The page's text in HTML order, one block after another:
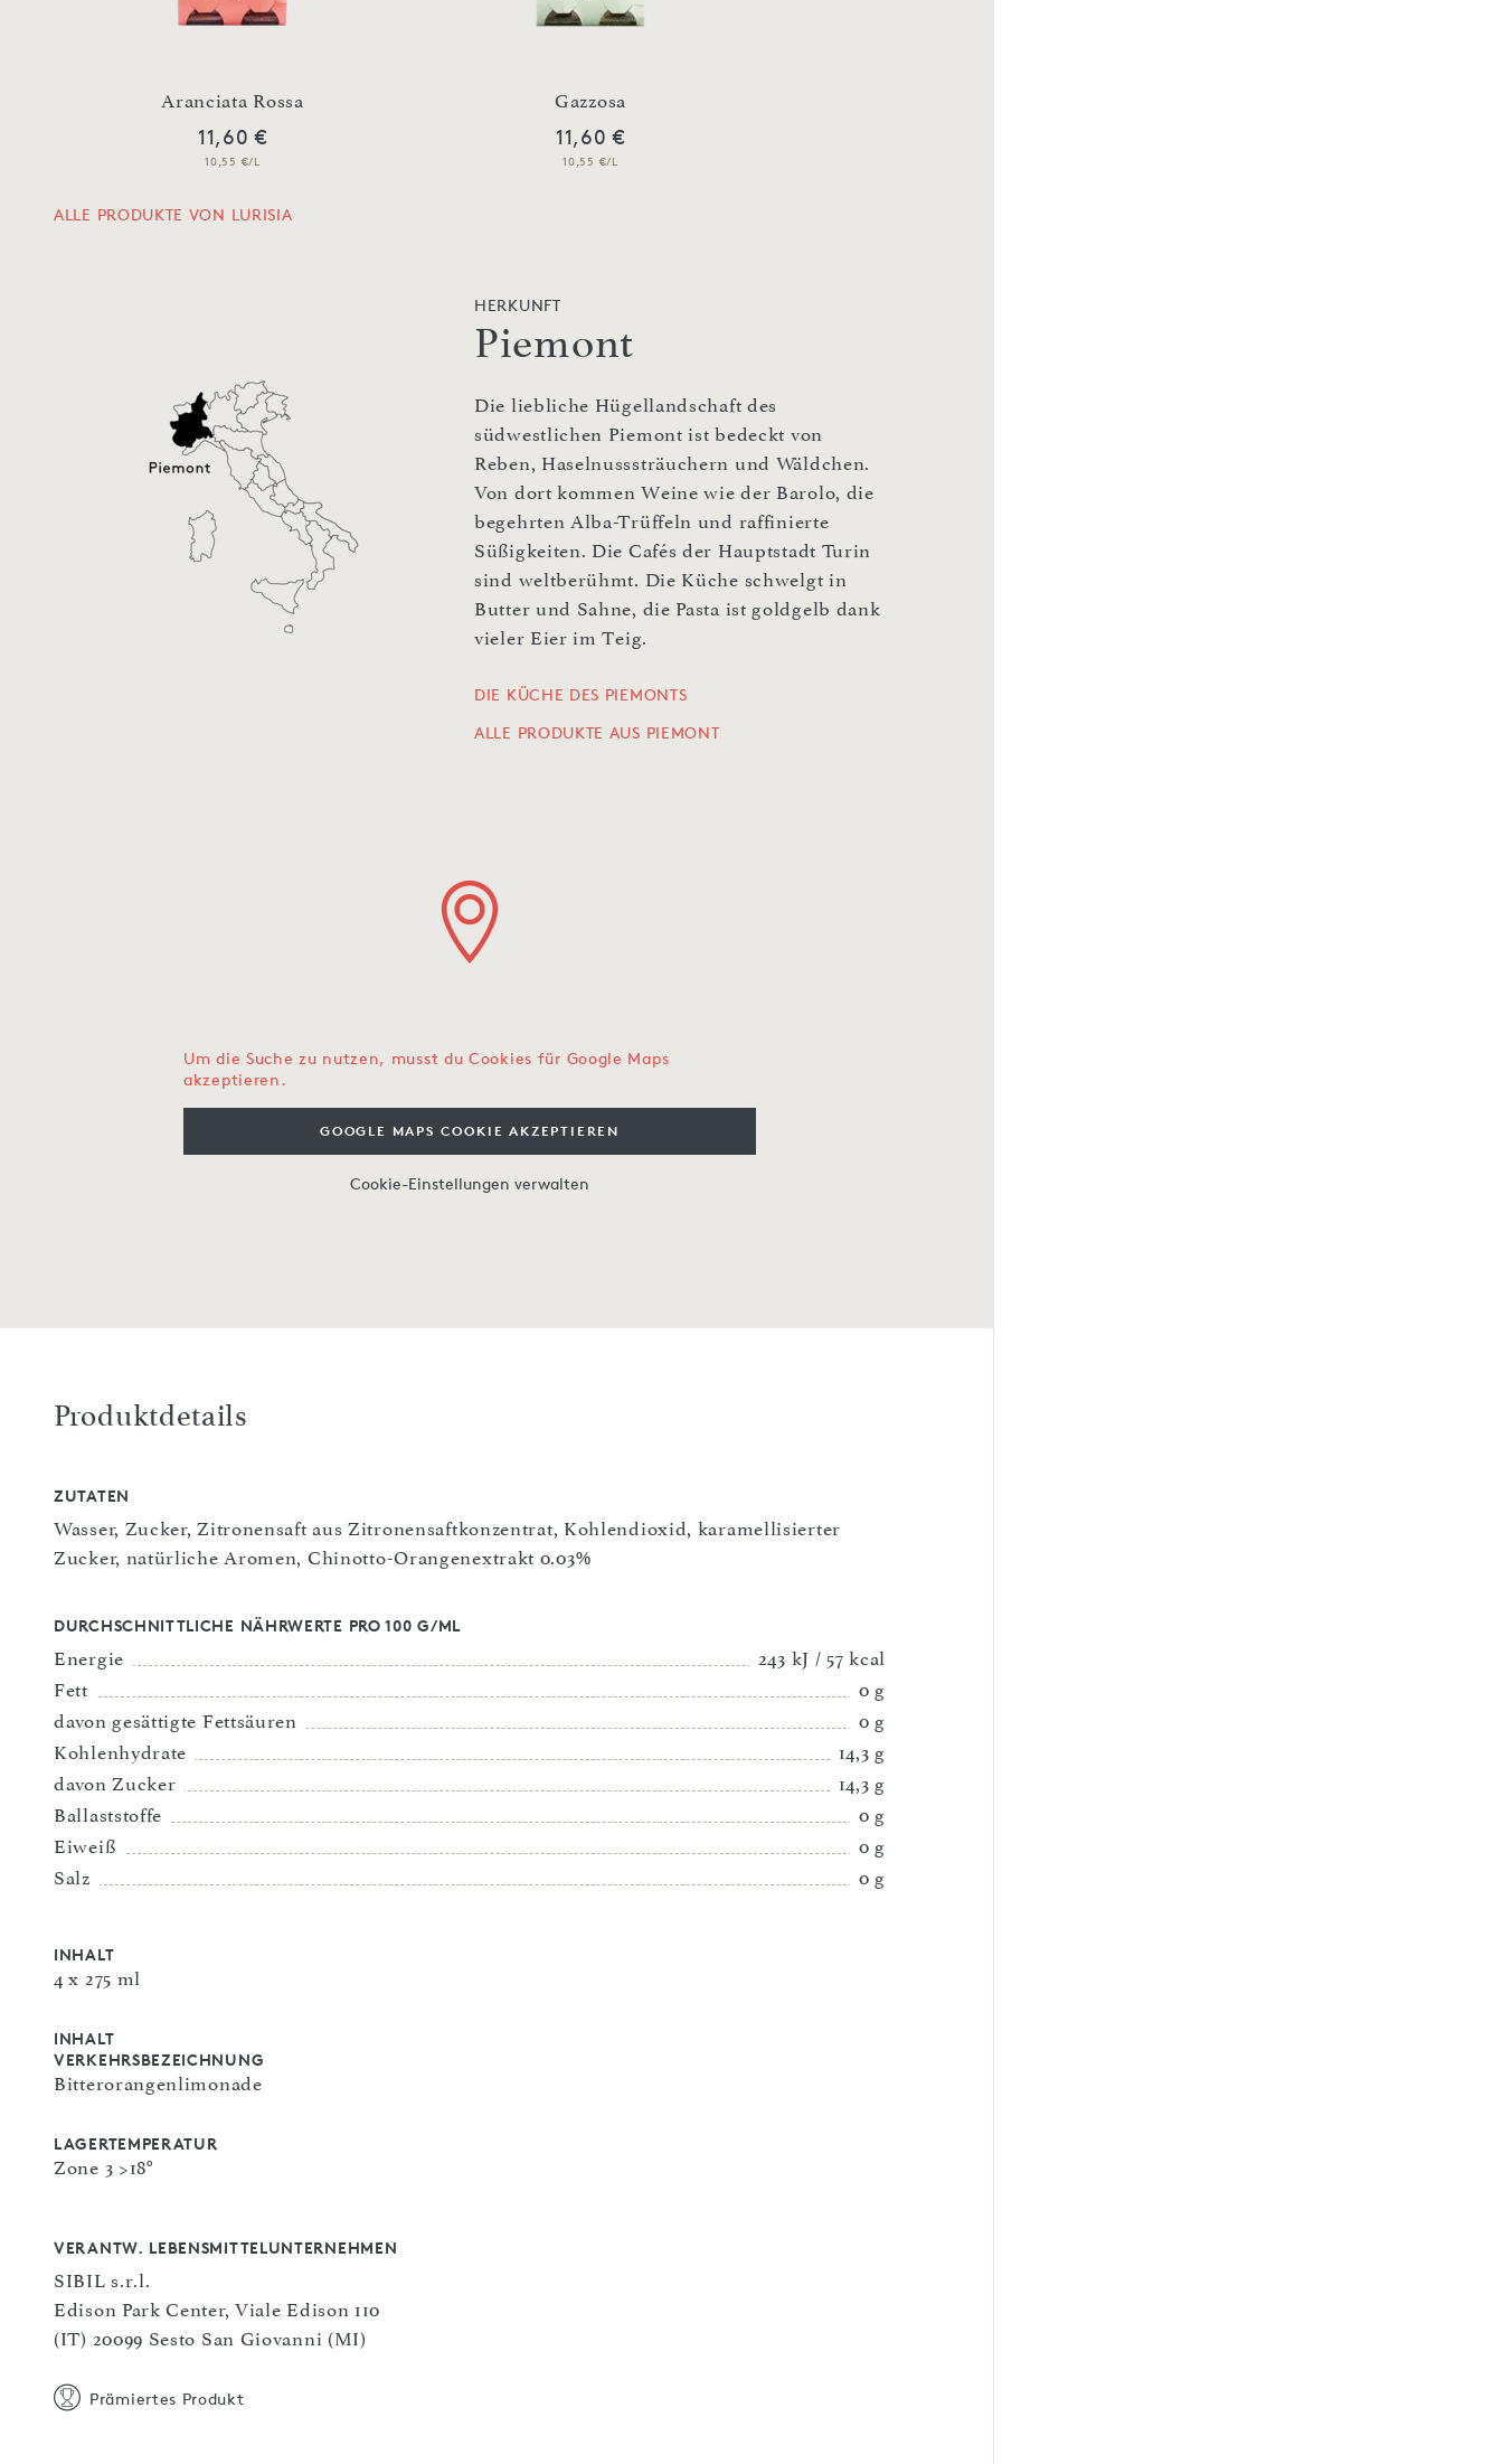
Aranciata Rossa
11,60 €
10,55 €/L
Gazzosa
11,60 €
10,55 €/L
ALLE PRODUKTE VON LURISIA
HERKUNFT
Piemont
Die liebliche Hügellandschaft des
südwestlichen Piemont ist bedeckt von
Reben, Haselnusssträuchern und Wäldchen.
Von dort kommen Weine wie der Barolo, die
begehrten Alba-Trüffeln und raffinierte
Süßigkeiten. Die Cafés der Hauptstadt Turin
sind weltberühmt. Die Küche schwelgt in
Butter und Sahne, die Pasta ist goldgelb dank
vieler Eier im Teig.
DIE KÜCHE DES PIEMONTS
ALLE PRODUKTE AUS PIEMONT
Um die Suche zu nutzen, musst du Cookies für Google Maps
akzeptieren.
GOOGLE MAPS COOKIE AKZEPTIEREN
Cookie-Einstellungen verwalten
Produktdetails
ZUTATEN
Wasser, Zucker, Zitronensaft aus Zitronensaftkonzentrat, Kohlendioxid, karamellisierter
Zucker, natürliche Aromen, Chinotto-Orangenextrakt 0.03%
DURCHSCHNITTLICHE NÄHRWERTE PRO 100 G/ML
Energie
243 kJ / 57 kcal
Fett
0 g
davon gesättigte Fettsäuren
0 g
Kohlenhydrate
14,3 g
davon Zucker
14,3 g
Ballaststoffe
0 g
Eiweiß
0 g
Salz
0 g
INHALT
4 x 275 ml
INHALT
VERKEHRSBEZEICHNUNG
Bitterorangenlimonade
LAGERTEMPERATUR
Zone 3 >18°
VERANTW. LEBENSMITTELUNTERNEHMEN
SIBIL s.r.l.
Edison Park Center, Viale Edison 110
(IT) 20099 Sesto San Giovanni (MI)
Prämiertes Produkt